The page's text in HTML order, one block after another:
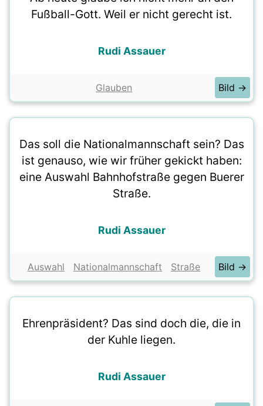
Fußball-Gott. Weil er nicht gerecht ist.
Rudi Assauer
Glauben Bild →
Das soll die Nationalmannschaft sein? Das
ist genauso, wie wir früher gekickt haben:
eine Auswahl Bahnhofstraße gegen Buerer
Straße.
Rudi Assauer
Auswahl Nationalmannschaft Straße Bild →
Ehrenpräsident? Das sind doch die, die in
der Kuhle liegen.
Rudi Assauer